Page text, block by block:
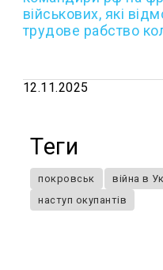
військових, які
трудове рабство
12.11.2025
Теги
покровськ війна в
наступ окупантів